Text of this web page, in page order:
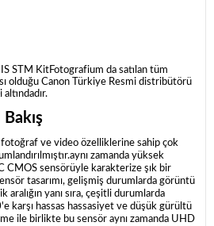
STM KitFotografium da satılan tüm
olduğu Canon Türkiye Resmi distribütörü
ve video özelliklerine sahip çok
aynı zamanda yüksek
CMOS sensörüyle karakterize şık bir
tasarımı, gelişmiş durumlarda görüntü
yanı sıra, çeşitli durumlarda
karşı hassas hassasiyet ve düşük gürültü
ile birlikte bu sensör aynı zamanda UHD